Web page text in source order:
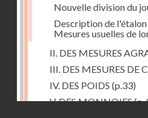
Nouvelle division du
Description de
Mesures usuelles de
II. DES MESURES
III. DES MESURES DE
IV. DES POIDS (p.33)
V. DES MONNOIES